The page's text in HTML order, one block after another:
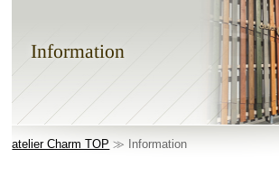
Information
atelier Charm TOP ≫ Information